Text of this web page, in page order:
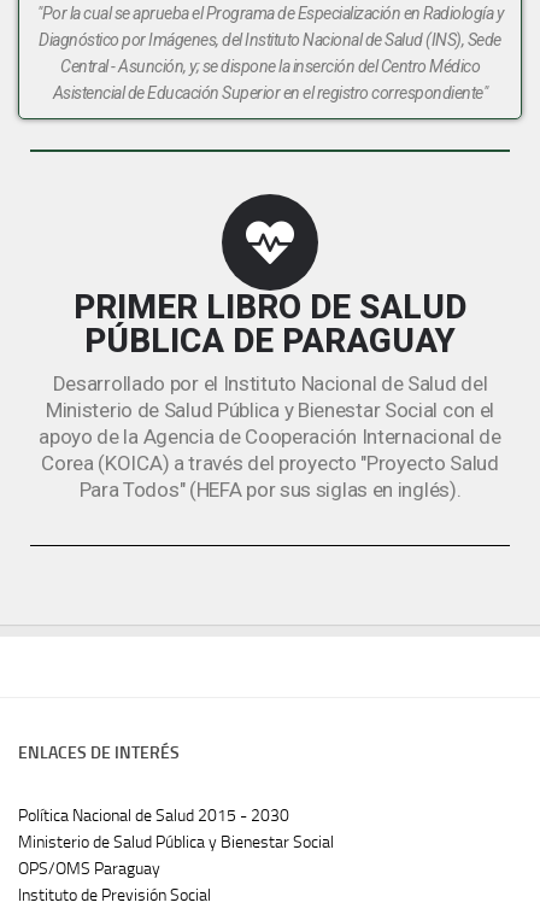
"Por la cual se aprueba el Programa de Especialización en Radiología y
Diagnóstico por Imágenes, del Instituto Nacional de Salud (INS), Sede
Central - Asunción, y; se dispone la inserción del Centro Médico
Asistencial de Educación Superior en el registro correspondiente"
PRIMER LIBRO DE SALUD
PÚBLICA DE PARAGUAY
Desarrollado por el Instituto Nacional de Salud del
Ministerio de Salud Pública y Bienestar Social con el
apoyo de la Agencia de Cooperación Internacional de
Corea (KOICA) a través del proyecto "Proyecto Salud
Para Todos" (HEFA por sus siglas en inglés).
ENLACES DE INTERÉS
Política Nacional de Salud 2015 - 2030
Ministerio de Salud Pública y Bienestar Social
OPS/OMS Paraguay
Instituto de Previsión Social